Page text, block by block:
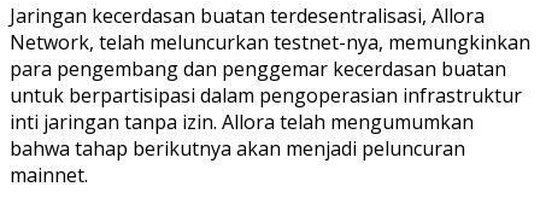
Jaringan kecerdasan buatan terdesentralisasi, Allora
Network, telah meluncurkan testnet-nya, memungkinkan
para pengembang dan penggemar kecerdasan buatan
untuk berpartisipasi dalam pengoperasian infrastruktur
inti jaringan tanpa izin. Allora telah mengumumkan
bahwa tahap berikutnya akan menjadi peluncuran
mainnet.